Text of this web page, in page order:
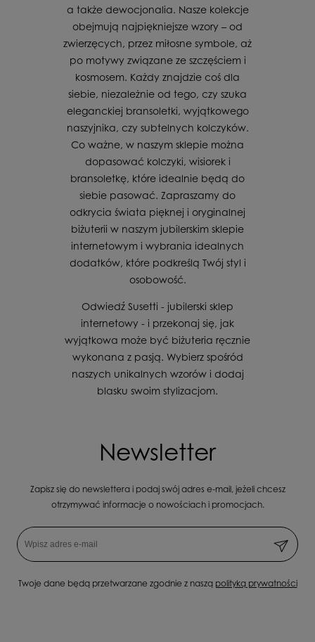
a także dewocjonalia. Nasze kolekcje
obejmują najpiękniejsze wzory – od
zwierzęcych, przez miłosne symbole, aż
po motywy związane ze szczęściem i
kosmosem. Każdy znajdzie coś dla
siebie, niezależnie od tego, czy szuka
eleganckiej bransoletki, wyjątkowego
naszyjnika, czy subtelnych kolczyków.
Co ważne, w naszym sklepie można
dopasować kolczyki, wisiorek i
bransoletkę, które idealnie będą do
siebie pasować. Zapraszamy do
odkrycia świata pięknej i oryginalnej
biżuterii w naszym jubilerskim sklepie
internetowym i wybrania idealnych
dodatków, które podkreślą Twój styl i
osobowość.
Odwiedź Susetti - jubilerski sklep
internetowy - i przekonaj się, jak
wyjątkowa może być biżuteria ręcznie
wykonana z pasją. Wybierz spośród
naszych unikalnych wzorów i dodaj
blasku swoim stylizacjom.
Newsletter
Zapisz się do newslettera i podaj swój adres e-mail, jeżeli chcesz
otrzymywać informacje o nowościach i promocjach.
Twoje dane będą przetwarzane zgodnie z naszą polityką prywatności